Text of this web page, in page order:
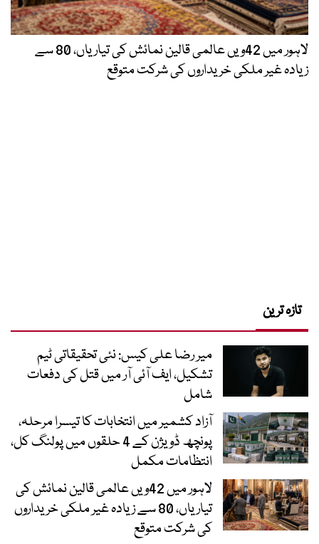
لاہور میں 42ویں عالمی قالین نمائش کی تیاریاں، 80 سے
زیادہ غیر ملکی خریداروں کی شرکت متوقع
تازہ ترین
میر رضا علی کیس: نئی تحقیقاتی ٹیم
تشکیل، ایف آئی آر میں قتل کی دفعات
شامل
آزاد کشمیر میں انتخابات کا تیسرا مرحلہ،
پونچھ ڈویژن کے 4 حلقوں میں پولنگ کل،
انتظامات مکمل
لاہور میں 42ویں عالمی قالین نمائش کی
تیاریاں، 80 سے زیادہ غیر ملکی خریداروں
کی شرکت متوقع